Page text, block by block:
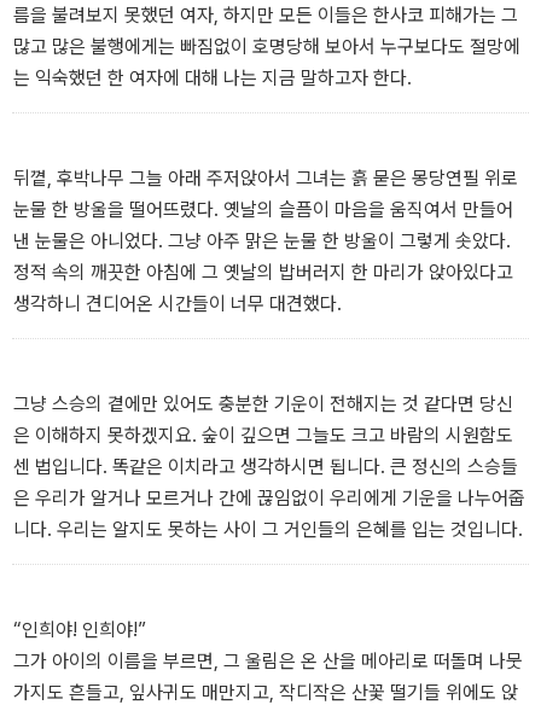
부자 집 막내 아들로 남부러울 것 없이 자란 활달한 남자. 인희에게 사
랑을 느끼고 적극적으로 다가가지만 어머니의 반대에 부딪쳐 서서히
지쳐가기 시작한다.
인희의 고아원 친구. 다정다감한 성격으로 인희에겐 친구이자 어머니
같은 존재이다.
정실장(남/ 30대 후반)
인희의 직장 상사. 인희에게 진우를 소개시켜 준 사람으로, 꿋꿋하게
살아가는 인희를 누구보다 아끼고 지지해 준다.
[부가정보]
연출자: 김진아 / 극본: 최윤정 / 출연자: 신용우, 정유미, 유지원, 정훈
석, 박종희, 유경선, 전윤경 낭독
름을 불려보지 못했던 여자, 하지만 모든 이들은 한사코 피해가는 그
많고 많은 불행에게는 빠짐없이 호명당해 보아서 누구보다도 절망에
는 익숙했던 한 여자에 대해 나는 지금 말하고자 한다.
뒤꼍, 후박나무 그늘 아래 주저앉아서 그녀는 흙 묻은 몽당연필 위로
눈물 한 방울을 떨어뜨렸다. 옛날의 슬픔이 마음을 움직여서 만들어
낸 눈물은 아니었다. 그냥 아주 맑은 눈물 한 방울이 그렇게 솟았다.
정적 속의 깨끗한 아침에 그 옛날의 밥버러지 한 마리가 앉아있다고
생각하니 견디어온 시간들이 너무 대견했다.
그냥 스승의 곁에만 있어도 충분한 기운이 전해지는 것 같다면 당신
은 이해하지 못하겠지요. 숲이 깊으면 그늘도 크고 바람의 시원함도
센 법입니다. 똑같은 이치라고 생각하시면 됩니다. 큰 정신의 스승들
은 우리가 알거나 모르거나 간에 끊임없이 우리에게 기운을 나누어줍
니다. 우리는 알지도 못하는 사이 그 거인들의 은혜를 입는 것입니다.
“인희야! 인희야!”
그가 아이의 이름을 부르면, 그 울림은 온 산을 메아리로 떠돌며 나뭇
가지도 흔들고, 잎사귀도 매만지고, 작디작은 산꽃 떨기들 위에도 앉